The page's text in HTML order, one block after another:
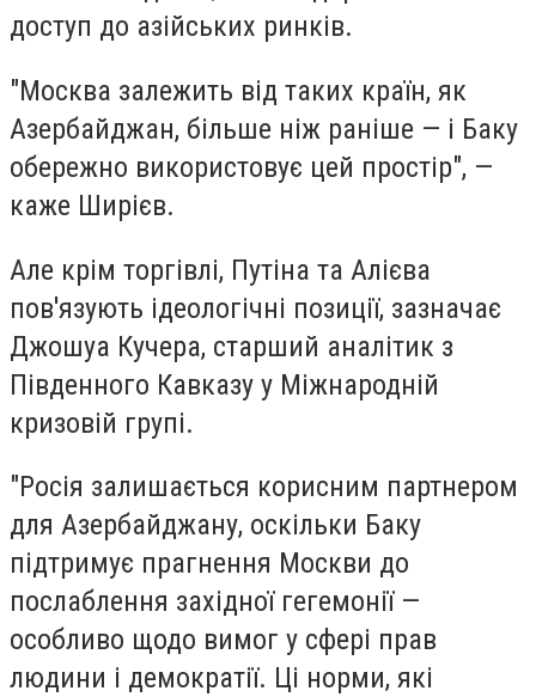
доступ до азійських ринків.
"Москва залежить від таких країн, як
Азербайджан, більше ніж раніше — і Баку
обережно використовує цей простір", —
каже Ширієв.
Але крім торгівлі, Путіна та Алієва
пов'язують ідеологічні позиції, зазначає
Джошуа Кучера, старший аналітик з
Південного Кавказу у Міжнародній
кризовій групі.
"Росія залишається корисним партнером
для Азербайджану, оскільки Баку
підтримує прагнення Москви до
послаблення західної гегемонії —
особливо щодо вимог у сфері прав
людини і демократії. Ці норми, які